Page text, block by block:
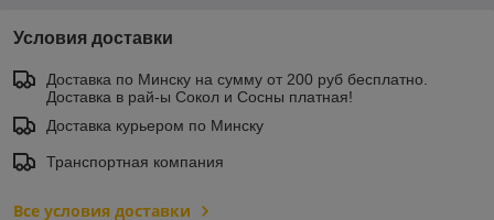
Условия доставки
Доставка по Минску на сумму от 200 руб бесплатно.
Доставка в рай-ы Сокол и Сосны платная!
Доставка курьером по Минску
Транспортная компания
Все условия доставки